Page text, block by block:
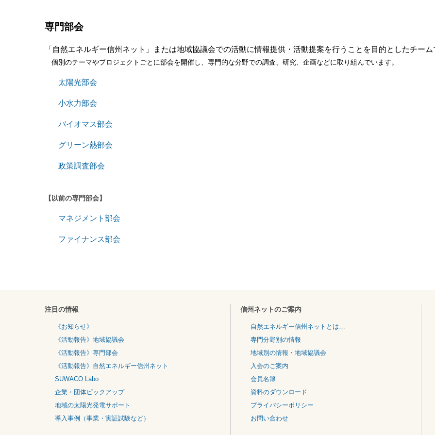
専門部会
「自然エネルギー信州ネット」または地域協議会での活動に情報提供・活動提案を行うことを目的としたチーム
個別のテーマやプロジェクトごとに部会を開催し、専門的な分野での調査、研究、企画などに取り組んでいます。
太陽光部会
小水力部会
バイオマス部会
グリーン熱部会
政策調査部会
【以前の専門部会】
マネジメント部会
ファイナンス部会
注目の情報
《お知らせ》
《活動報告》地域協議会
《活動報告》専門部会
《活動報告》自然エネルギー信州ネット
SUWACO Labo
企業・団体ピックアップ
地域の太陽光発電サポート
導入事例（事業・実証試験など）
信州ネットのご案内
自然エネルギー信州ネットとは…
専門分野別の情報
地域別の情報・地域協議会
入会のご案内
会員名簿
資料のダウンロード
プライバシーポリシー
お問い合わせ